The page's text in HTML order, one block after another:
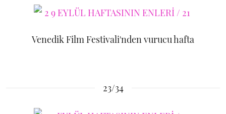
Venedik Film Festivali'nden vurucu hafta
23/34